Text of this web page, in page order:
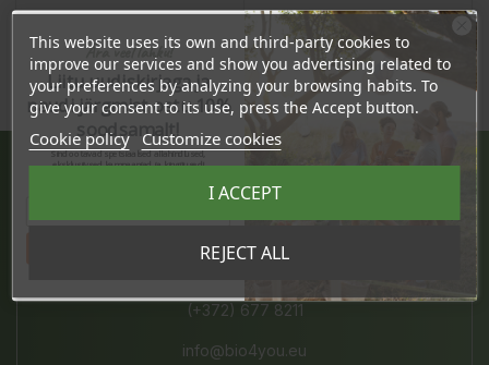
JÄRVE KESKUS
E-L 10-21, P 10-19
(+372) 677 8211
info@bio4you.eu
This website uses its own and third-party cookies to
improve our services and show you advertising related to
your preferences by analyzing your browsing habits. To
give your consent to its use, press the Accept button.
Cookie policy Customize cookies
REJECT ALL
I ACCEPT
Ära veel lahku!
Liitu uudiskirjaga ja
naudi järgmist ostu 10%
soodsamalt!
Sind ootavad spetsiaalsed allahindlused,
eksklusiivsed kampaaniad ja kingitused!